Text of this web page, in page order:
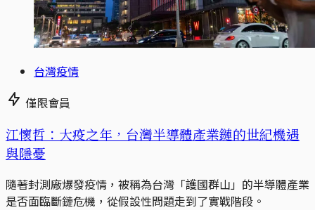
台灣疫情
僅限會員
江懷哲：大疫之年，台灣半導體產業鏈的世紀機遇
與隱憂
隨著封測廠爆發疫情，被稱為台灣「護國群山」的半導體產業
是否面臨斷鏈危機，從假設性問題走到了實戰階段。